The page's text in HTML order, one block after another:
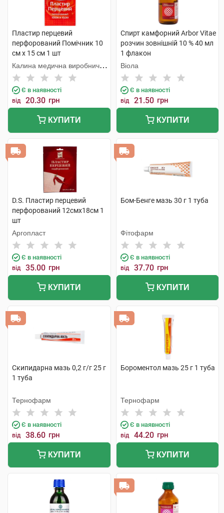
Пластир перцевий
перфорований Помічник 10
см х 15 см 1 шт
Калина медична виробнича
компанія
Є в наявності
від 20.30 грн
КУПИТИ
Спирт камфорний Arbor Vitae
розчин зовнішній 10 % 40 мл
1 флакон
Віола
Є в наявності
від 21.50 грн
КУПИТИ
D.S. Пластир перцевий
перфорований 12смх18см 1
шт
Аргопласт
Є в наявності
від 35.00 грн
КУПИТИ
Бом-Бенге мазь 30 г 1 туба
Фітофарм
Є в наявності
від 37.70 грн
КУПИТИ
Скипидарна мазь 0,2 г/г 25 г
1 туба
Тернофарм
Є в наявності
від 38.60 грн
КУПИТИ
Бороментол мазь 25 г 1 туба
Тернофарм
Є в наявності
від 44.20 грн
КУПИТИ